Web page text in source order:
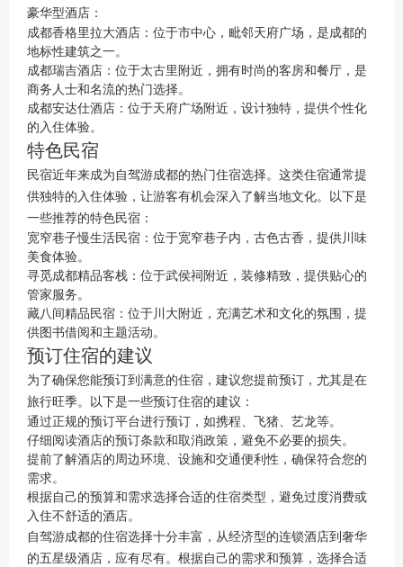
豪华型酒店：
成都香格里拉大酒店：位于市中心，毗邻天府广场，是成都的
地标性建筑之一。
成都瑞吉酒店：位于太古里附近，拥有时尚的客房和餐厅，是
商务人士和名流的热门选择。
成都安达仕酒店：位于天府广场附近，设计独特，提供个性化
的入住体验。
特色民宿
民宿近年来成为自驾游成都的热门住宿选择。这类住宿通常提
供独特的入住体验，让游客有机会深入了解当地文化。以下是
一些推荐的特色民宿：
宽窄巷子慢生活民宿：位于宽窄巷子内，古色古香，提供川味
美食体验。
寻觅成都精品客栈：位于武侯祠附近，装修精致，提供贴心的
管家服务。
藏八间精品民宿：位于川大附近，充满艺术和文化的氛围，提
供图书借阅和主题活动。
预订住宿的建议
为了确保您能预订到满意的住宿，建议您提前预订，尤其是在
旅行旺季。以下是一些预订住宿的建议：
通过正规的预订平台进行预订，如携程、飞猪、艺龙等。
仔细阅读酒店的预订条款和取消政策，避免不必要的损失。
提前了解酒店的周边环境、设施和交通便利性，确保符合您的
需求。
根据自己的预算和需求选择合适的住宿类型，避免过度消费或
入住不舒适的酒店。
自驾游成都的住宿选择十分丰富，从经济型的连锁酒店到奢华
的五星级酒店，应有尽有。根据自己的需求和预算，选择合适